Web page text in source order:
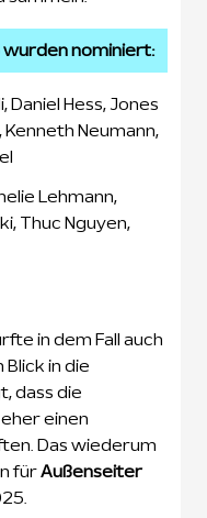
wurden nominiert:
Daniel Hess, Jones
Kenneth Neumann,
Lehmann,
Thuc Nguyen,
in dem Fall auch
in die
dass die
einen
Das wiederum
fürAußenseiter